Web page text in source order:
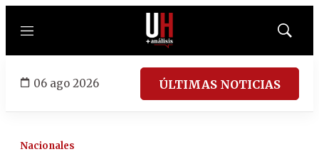
Menú
Mostrar
06 ago 2026 ÚLTIMAS NOTICIAS
Nacionales